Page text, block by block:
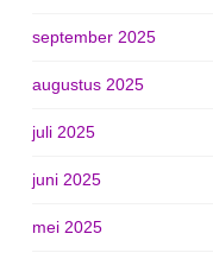
september 2025
augustus 2025
juli 2025
juni 2025
mei 2025